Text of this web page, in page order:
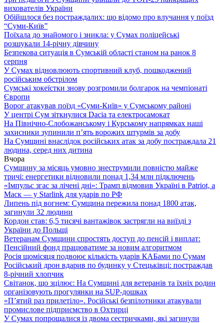
вихователів України
Обійшлося без постраждалих: що відомо про влучання у поїзд
“Суми-Київ”
Поїхала до знайомого і зникла: у Сумах поліцейські
розшукали 14-річну дівчину
Безпекова ситуація в Сумській області станом на ранок 8
серпня
У Сумах відновлюють спортивний клуб, пошкоджений
російським обстрілом
Сумські хокеїстки знову розгромили болгарок на чемпіонаті
Європи
Ворог атакував поїзд «Суми-Київ» у Сумському районі
У центрі Сум зіткнулися Dacia та електросамокат
На Північно-Слобожанському і Курському напрямках наші
захисники зупинили п’ять ворожих штурмів за добу
На Сумщині внаслідок російських атак за добу постраждала 21
людина, серед них дитина
Вчора
Сумщину за місяць умовно знеструмили повністю майже
тричі: енергетики відновили понад 1,34 млн підключень
«Імпульс згас за лічені дні»: Трамп відмовив Україні в Patriot, а
Маск — у Starlink для ударів по РФ
Липень під вогнем: Сумщина пережила понад 1800 атак,
загинули 32 людини
Кордон став: 6,5 тисячі вантажівок застрягли на виїзді з
України до Польщі
Ветеранам Сумщини спростять доступ до пенсій і виплат:
Пенсійний фонд працюватиме за новим алгоритмом
Росія щомісяця подвоює кількість ударів КАБами по Сумам
Російський дрон вдарив по будинку у Стецьківці: постраждав
8-річний хлопчик
Світанок, що зцілює: На Сумщині для ветеранів та їхніх родин
організовують прогулянки на SUP-дошках
«П’ятий раз прилетіло». Російські безпілотники атакували
промислове підприємство в Охтирці
У Сумах попрощалися із двома сестричками, які загинули